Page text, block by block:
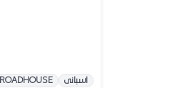
اسبانى ROADHOUSE